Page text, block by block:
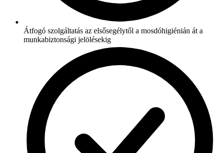
Átfogó szolgáltatás az elsősegélytől a mosdóhigiénián át a
munkabiztonsági jelölésekig